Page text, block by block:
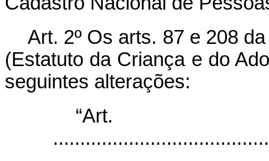
Art. 2º Os arts. 87 e 208
(Estatuto da Criança e do
seguintes alterações: